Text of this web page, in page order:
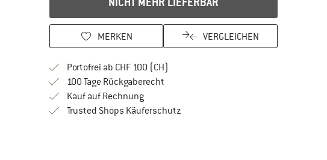
MERKEN VERGLEICHEN
Portofrei ab CHF 100 (CH)
100 Tage RückgaberechtGehe hier zu den Rückgabe-Richtlinien
Kauf auf RechnungFinde die Zahlungs-Infos hier! Öffnet sich in
Trusted Shops KäuferschutzFinde alle Infos hier!